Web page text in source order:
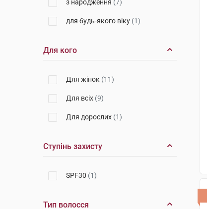
з народження (7)
для будь-якого віку (1)
Для кого
Для жінок (11)
Для всіх (9)
Для дорослих (1)
Ступінь захисту
SPF30 (1)
Тип волосся